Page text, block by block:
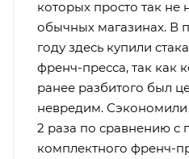
которых просто так не
обычных магазинах. В
году здесь купили
френч-пресса, так как
ранее разбитого был
невредим. Сэкономили
2 раза по сравнению с
комплектного френч-